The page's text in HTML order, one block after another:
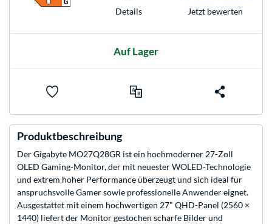
Details Jetzt bewerten
Auf Lager
Produktbeschreibung
Der Gigabyte MO27Q28GR ist ein hochmoderner 27-Zoll
OLED Gaming-Monitor, der mit neuester WOLED-Technologie
und extrem hoher Performance überzeugt und sich ideal für
anspruchsvolle Gamer sowie professionelle Anwender eignet.
Ausgestattet mit einem hochwertigen 27" QHD-Panel (2560 ×
1440) liefert der Monitor gestochen scharfe Bilder und